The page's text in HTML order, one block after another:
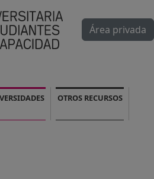
Área privada
OTROS RECURSOS